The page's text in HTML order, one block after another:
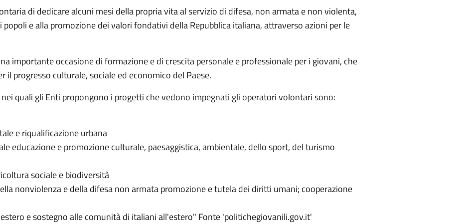
di dedicare alcuni mesi della propria vita al servizio di difesa, non armata e non violenta,
popoli e alla promozione dei valori fondativi della Repubblica italiana, attraverso azioni per le
importante occasione di formazione e di crescita personale e professionale per i giovani, che
il progresso culturale, sociale ed economico del Paese.
quali gli Enti propongono i progetti che vedono impegnati gli operatori volontari sono:
e riqualificazione urbana
educazione e promozione culturale, paesaggistica, ambientale, dello sport, del turismo
sociale e biodiversità
nonviolenza e della difesa non armata promozione e tutela dei diritti umani; cooperazione
e sostegno alle comunità di italiani all'estero" Fonte 'politichegiovanili.gov.it'